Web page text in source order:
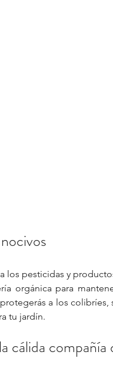
los pesticidas y
orgánica para
a los
tu jardín.
cálida compañía